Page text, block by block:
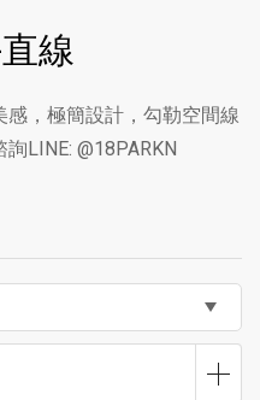
線
，極簡設計，勾勒空間線
LINE: @18PARKN